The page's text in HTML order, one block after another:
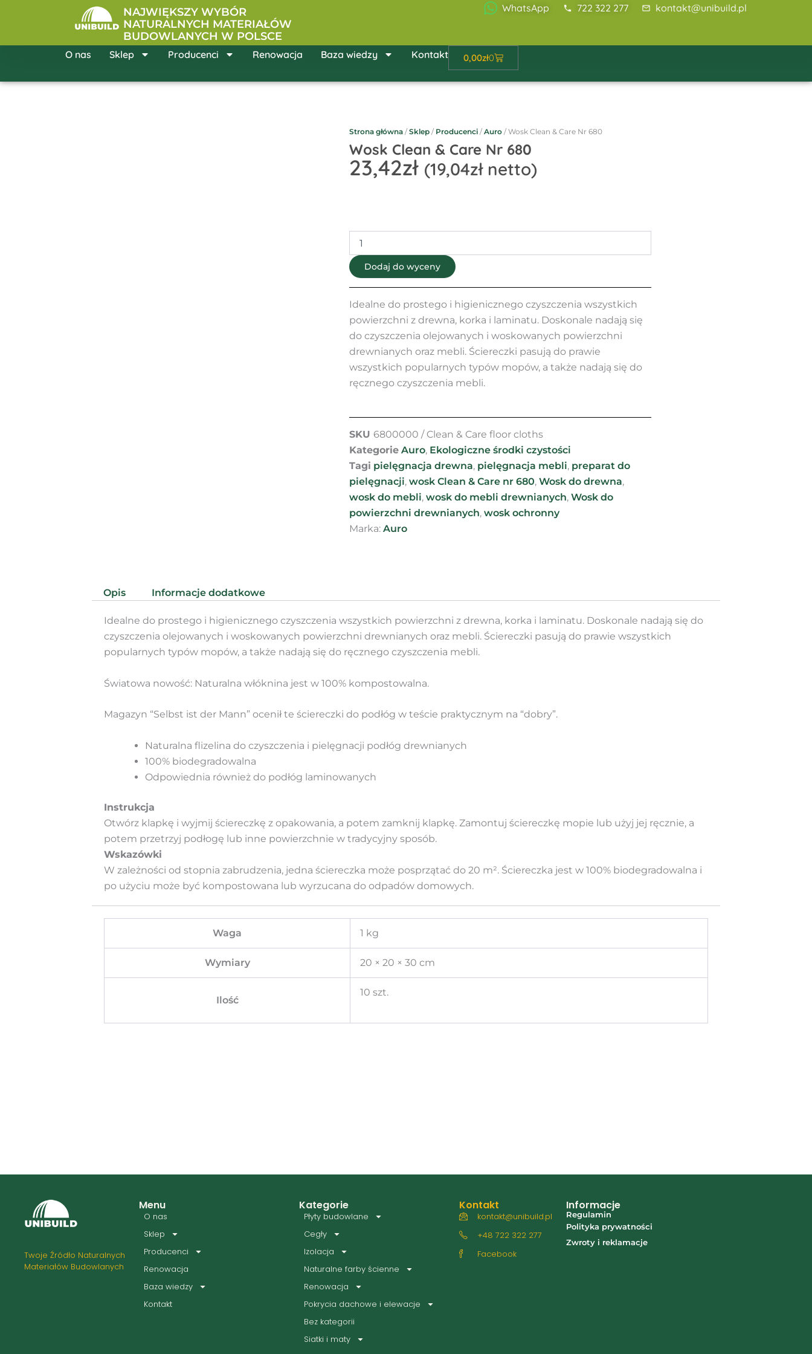
NAJWIĘKSZY WYBÓR
NATURALNYCH MATERIAŁÓW
BUDOWLANYCH W POLSCE
WhatsApp 722 322 277 kontakt@unibuild.pl
O nas Sklep Producenci Renowacja Baza wiedzy Kontakt 0,00zł0
Wózek
Strona główna /Sklep / Producenci /Auro / Wosk Clean & Care Nr 680
Wosk Clean & Care Nr 680
23,42zł (19,04złnetto)
Wosk
Clean
&
Care
Nr
Dodaj do wyceny
Idealne do prostego i higienicznego czyszczenia wszystkich
powierzchni z drewna, korka i laminatu. Doskonale nadają się
do czyszczenia olejowanych i woskowanych powierzchni
drewnianych oraz mebli. Ściereczki pasują do prawie
wszystkich popularnych typów mopów, a także nadają się do
ręcznego czyszczenia mebli.
SKU 6800000 / Clean & Care floor cloths
Kategorie Auro, Ekologiczne środki czystości
Tagi pielęgnacja drewna, pielęgnacja mebli, preparat do
pielęgnacji, wosk Clean & Care nr 680, Wosk do drewna,
wosk do mebli, wosk do mebli drewnianych, Wosk do
powierzchni drewnianych, wosk ochronny
Marka: Auro
Opis Informacje dodatkowe
Idealne do prostego i higienicznego czyszczenia wszystkich powierzchni z drewna, korka i laminatu. Doskonale nadają się do
czyszczenia olejowanych i woskowanych powierzchni drewnianych oraz mebli. Ściereczki pasują do prawie wszystkich
popularnych typów mopów, a także nadają się do ręcznego czyszczenia mebli.
Światowa nowość: Naturalna włóknina jest w 100% kompostowalna.
Magazyn “Selbst ist der Mann” ocenił te ściereczki do podłóg w teście praktycznym na “dobry”.
Naturalna flizelina do czyszczenia i pielęgnacji podłóg drewnianych
100% biodegradowalna
Odpowiednia również do podłóg laminowanych
Instrukcja
Otwórz klapkę i wyjmij ściereczkę z opakowania, a potem zamknij klapkę. Zamontuj ściereczkę mopie lub użyj jej ręcznie, a
potem przetrzyj podłogę lub inne powierzchnie w tradycyjny sposób.
Wskazówki
W zależności od stopnia zabrudzenia, jedna ściereczka może posprzątać do 20 m². Ściereczka jest w 100% biodegradowalna i
po użyciu może być kompostowana lub wyrzucana do odpadów domowych.
Waga 1 kg
Wymiary 20 × 20 × 30 cm
Ilość
10 szt.
Twoje Źródło Naturalnych
Materiałów Budowlanych
Menu
O nas
Sklep
Producenci
Renowacja
Baza wiedzy
Kontakt
Kategorie
Płyty budowlane
Cegły
Izolacja
Naturalne farby ścienne
Renowacja
Pokrycia dachowe i elewacje
Bez kategorii
Siatki i maty
Kontakt
kontakt@unibuild.pl
+48 722 322 277
Facebook
Informacje
Regulamin
Polityka prywatności
Zwroty i reklamacje